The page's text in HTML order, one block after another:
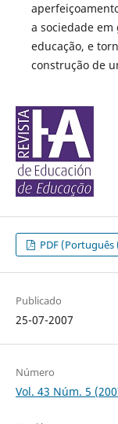
a sociedade
educação, e
construção de
PDF (Português
Publicado
25-07-2007
Número
Vol. 43 Núm. 5